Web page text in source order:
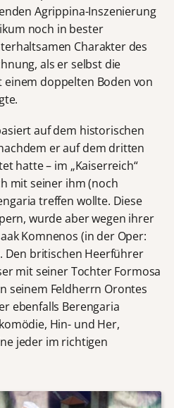
Agrippina-Inszenierung
noch in bester
Charakter des
als er selbst die
einem doppelten Boden von
auf dem historischen
er auf dem dritten
hatte – im „Kaiserreich“
mit seiner ihm (noch
treffen wollte. Diese
wurde aber wegen ihrer
Komnenos (in der Oper:
Den britischen Heerführer
mit seiner Tochter Formosa
seinem Feldherrn Orontes
ebenfalls Berengaria
Hin- und Her,
jeder im richtigen